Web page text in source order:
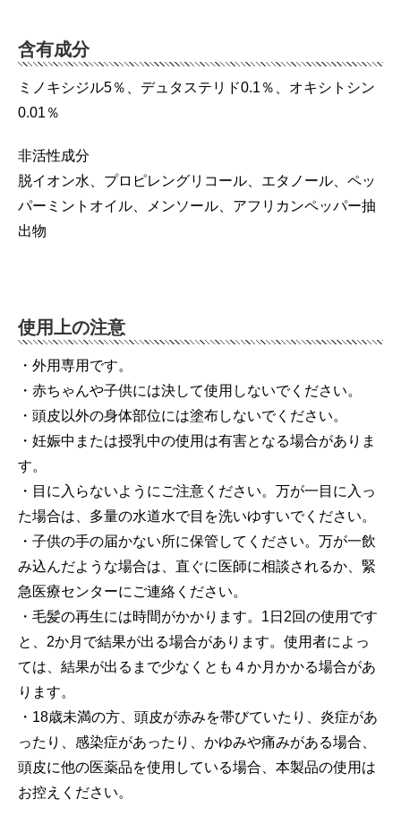
含有成分
ミノキシジル5％、デュタステリド0.1％、オキシトシン
0.01％
非活性成分
脱イオン水、プロピレングリコール、エタノール、ペッ
パーミントオイル、メンソール、アフリカンペッパー抽
出物
使用上の注意
・外用専用です。
・赤ちゃんや子供には決して使用しないでください。
・頭皮以外の身体部位には塗布しないでください。
・妊娠中または授乳中の使用は有害となる場合がありま
す。
・目に入らないようにご注意ください。万が一目に入っ
た場合は、多量の水道水で目を洗いゆすいでください。
・子供の手の届かない所に保管してください。万が一飲
み込んだような場合は、直ぐに医師に相談されるか、緊
急医療センターにご連絡ください。
・毛髪の再生には時間がかかります。1日2回の使用です
と、2か月で結果が出る場合があります。使用者によっ
ては、結果が出るまで少なくとも４か月かかる場合があ
ります。
・18歳未満の方、頭皮が赤みを帯びていたり、炎症があ
ったり、感染症があったり、かゆみや痛みがある場合、
頭皮に他の医薬品を使用している場合、本製品の使用は
お控えください。